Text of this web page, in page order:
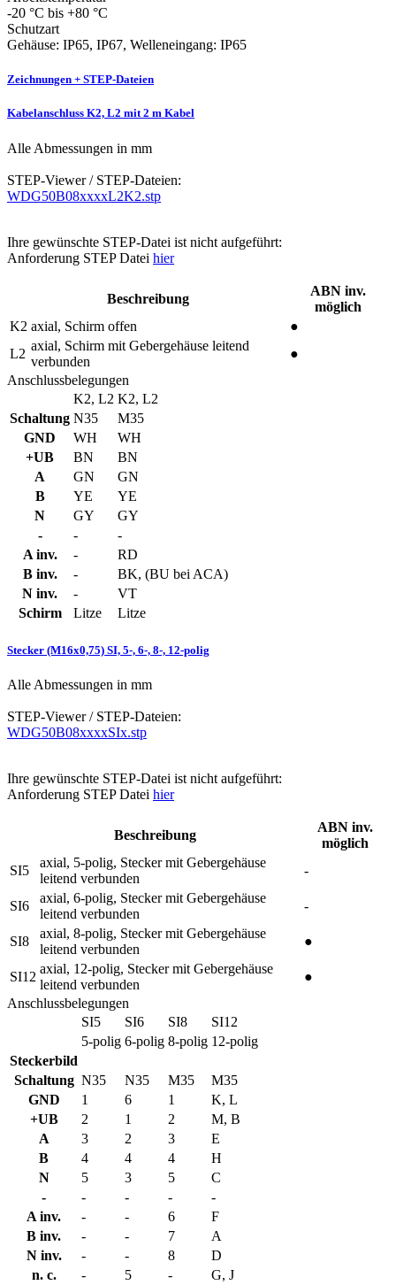
-20 °C bis +80 °C
Schutzart
Gehäuse: IP65, IP67, Welleneingang: IP65
Zeichnungen + STEP-Dateien
Kabelanschluss K2, L2 mit 2 m Kabel
Alle Abmessungen in mm
STEP-Viewer / STEP-Dateien:
WDG50B08xxxxL2K2.stp
Ihre gewünschte STEP-Datei ist nicht aufgeführt:
Anforderung STEP Datei hier
Beschreibung
ABN inv.
möglich
K2 axial, Schirm offen
●
L2
axial, Schirm mit Gebergehäuse leitend
verbunden
●
Anschlussbelegungen
K2, L2 K2, L2
Schaltung N35
M35
GND
WH
WH
+UB
BN
BN
A
GN
GN
B
YE
YE
N
GY
GY
-
-
-
A inv.
-
RD
B inv.
-
BK, (BU bei ACA)
N inv.
-
VT
Schirm
Litze Litze
Stecker (M16x0,75) SI, 5-, 6-, 8-, 12-polig
Alle Abmessungen in mm
STEP-Viewer / STEP-Dateien:
WDG50B08xxxxSIx.stp
Ihre gewünschte STEP-Datei ist nicht aufgeführt:
Anforderung STEP Datei hier
Beschreibung
ABN inv.
möglich
SI5
axial, 5-polig, Stecker mit Gebergehäuse
leitend verbunden
-
SI6
axial, 6-polig, Stecker mit Gebergehäuse
leitend verbunden
-
SI8
axial, 8-polig, Stecker mit Gebergehäuse
leitend verbunden
●
SI12
axial, 12-polig, Stecker mit Gebergehäuse
leitend verbunden
●
Anschlussbelegungen
SI5
SI6 SI8
SI12
5-polig 6-polig 8-polig 12-polig
Steckerbild
Schaltung N35 N35 M35
M35
GND
1 6 1
K, L
+UB
2 1 2
M, B
A
3 2 3
E
B
4 4 4
H
N
5 3 5
C
-
- - -
-
A inv.
- - 6
F
B inv.
- - 7
A
N inv.
- - 8
D
n. c.
- 5 -
G, J